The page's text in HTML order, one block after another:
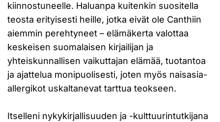
kiinnostuneelle. Haluanpa kuitenkin suositella
teosta erityisesti heille, jotka eivät ole Canthiin
aiemmin perehtyneet – elämäkerta valottaa
keskeisen suomalaisen kirjailijan ja
yhteiskunnallisen vaikuttajan elämää, tuotantoa
ja ajattelua monipuolisesti, joten myös naisasia-
allergikot uskaltanevat tarttua teokseen.
Itselleni nykykirjallisuuden ja -kulttuurintutkijana